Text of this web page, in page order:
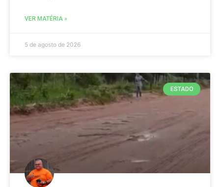
VER MATÉRIA »
5 de agosto de 2026
ESTADO